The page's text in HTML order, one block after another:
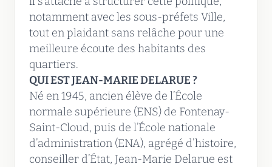
notamment avec les sous-préfets Ville,
tout en plaidant sans relâche pour une
meilleure écoute des habitants des
quartiers.
QUI EST JEAN-MARIE DELARUE ?
Né en 1945, ancien élève de l’École
normale supérieure (ENS) de Fontenay-
Saint-Cloud, puis de l’École nationale
d’administration (ENA), agrégé d’histoire,
conseiller d’État, Jean-Marie Delarue est